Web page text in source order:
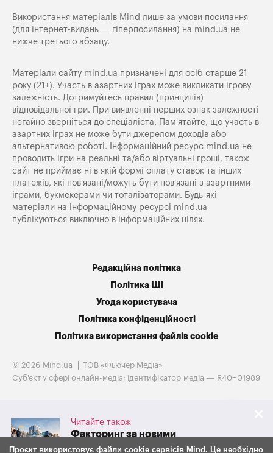
Читайте також
Факторинг за новими
правилами: що з 30 липня
Використання матеріалів Mind лише за умови посилання
(для інтернет-видань — гіперпосилання) на mind.ua не
нижче третього абзацу.
Матеріали сайту mind.ua призначені для осіб старше 21
року (21+). Участь в азартних іграх може викликати ігрову
залежність. Дотримуйтесь правил (принципів)
відповідальної гри. При виявленні перших ознак залежності
негайно зверніться до спеціаліста. Пам'ятайте, що участь в
азартних іграх не може бути джерелом доходів або
альтернативою роботі. Інформаційний ресурс mind.ua не
проводить ігри на реальні та/або віртуальні гроші, також
сайт не приймає ні в якій формі оплату ставок та інших
платежів, які пов’язані/можуть бути пов’язані з азартними
іграми, букмекерами чи тоталізаторами. Будь-які
матеріали на інформаційному ресурсі mind.ua
публікуються виключно в інформаційних цілях.
Редакційна політика
Політика ШІ
Угода користувача
Політика конфіденційності
Політика використання файлів cookie
© 2026 Mind.ua
ТОВ «Фьючер Медiа»
Cуб'єкт у сфері онлайн-медіа; ідентифікатор медіа — R40−01989
Проєкт використовує файли cookie сервісів Mind. Це необхідно